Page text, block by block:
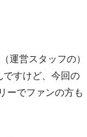
営スタッフの）
すけど、今回の
ーでファンの方も